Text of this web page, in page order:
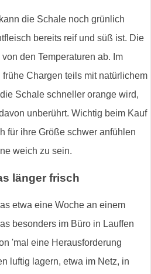
die Schale noch grünlich
bereits reif und süß ist. Die
den Temperaturen ab. Im
Chargen teils mit natürlichem
Schale schneller orange wird,
unberührt. Wichtig beim Kauf
für ihre Größe schwer anfühlen
weich zu sein.
länger frisch
etwa eine Woche an einem
besonders im Büro in Lauffen
'mal eine Herausforderung
luftig lagern, etwa im Netz, in